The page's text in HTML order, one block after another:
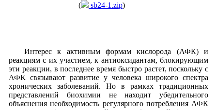
(
sb24-1.zip)
Интерес к активным формам кислорода (АФК) и
реакциям с их участием, к антиоксидантам, блокирующим
эти реакции, в последнее время быстро растет, поскольку с
АФК связывают развитие у человека широкого спектра
хронических заболеваний. Но в рамках традиционных
представлений биохимии не находит убедительного
объяснения необходимость регулярного потребления АФК